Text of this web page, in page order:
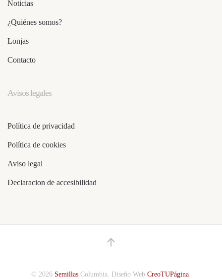
Noticias
¿Quiénes somos?
Lonjas
Contacto
Avisos legales
Política de privacidad
Política de cookies
Aviso legal
Declaracion de accesibilidad
© 2026 Semillas Columbia. Diseño Web CreoTUPágina.